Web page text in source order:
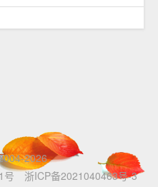
2026
号
浙ICP备2021040463号-3